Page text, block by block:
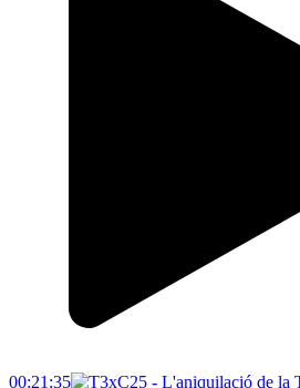
00:21:35